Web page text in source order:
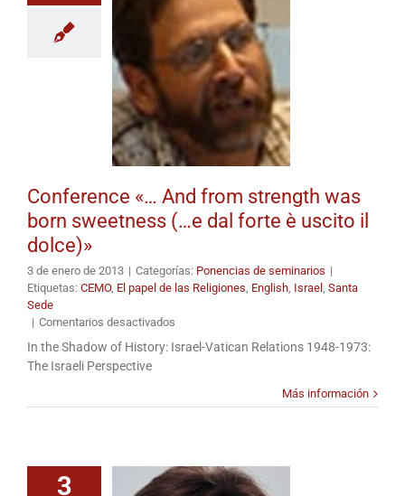
los
coptos
de
Egipto
Conference «… And from strength was
born sweetness (…e dal forte è uscito il
dolce)»
3 de enero de 2013 | Categorías: Ponencias de seminarios |
Etiquetas: CEMO, El papel de las Religiones, English, Israel , Santa
Sede
| Comentarios desactivados
Conference
«…
strength
(…
e
In the Shadow of History: Israel-Vatican Relations 1948-1973:
The Israeli Perspective
Más información
3